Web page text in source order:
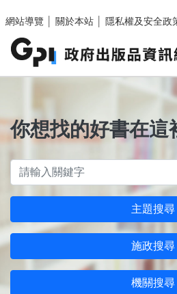
網站導覽
關於本站 隱私權及安全政
你想找的好書在這
主題搜尋
施政搜尋
機關搜尋